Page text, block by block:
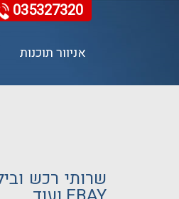
035327320
אניוור תוכנות